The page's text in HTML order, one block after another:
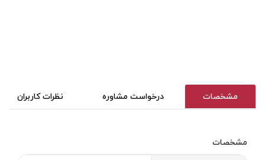
مشخصات درخواست مشاوره نظرات کاربران
مشخصات